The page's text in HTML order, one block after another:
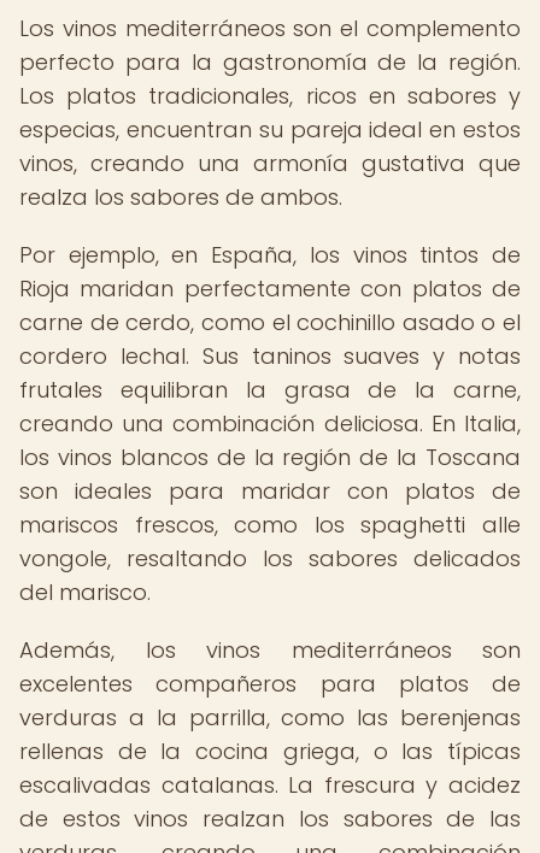
Los vinos mediterráneos son el complemento
perfecto para la gastronomía de la región.
Los platos tradicionales, ricos en sabores y
especias, encuentran su pareja ideal en estos
vinos, creando una armonía gustativa que
realza los sabores de ambos.
Por ejemplo, en España, los vinos tintos de
Rioja maridan perfectamente con platos de
carne de cerdo, como el cochinillo asado o el
cordero lechal. Sus taninos suaves y notas
frutales equilibran la grasa de la carne,
creando una combinación deliciosa. En Italia,
los vinos blancos de la región de la Toscana
son ideales para maridar con platos de
mariscos frescos, como los spaghetti alle
vongole, resaltando los sabores delicados
del marisco.
Además, los vinos mediterráneos son
excelentes compañeros para platos de
verduras a la parrilla, como las berenjenas
rellenas de la cocina griega, o las típicas
escalivadas catalanas. La frescura y acidez
de estos vinos realzan los sabores de las